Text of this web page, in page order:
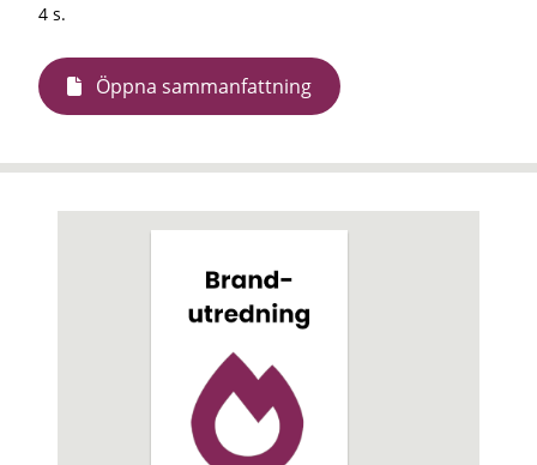
4 s.
Öppna sammanfattning